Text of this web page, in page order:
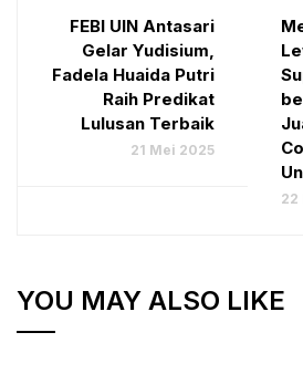
FEBI UIN Antasari
Gelar Yudisium,
Fadela Huaida Putri
Raih Predikat
Lulusan Terbaik
21 Mei 2025
22
YOU MAY ALSO LIKE